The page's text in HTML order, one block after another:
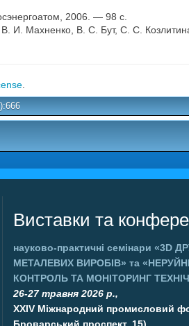
2006. — 98 с.
В. И. Махненко, В. С. Бут, С. С.
Виставки та
науково-практичні семінари«3D
МЕТАЛЕВИХ ВИРОБІВ» та
КОНТРОЛЬ ТА МОНІТОРИНГ
26-27 травня 2026 р.,
XXIV Міжнародний промисловий